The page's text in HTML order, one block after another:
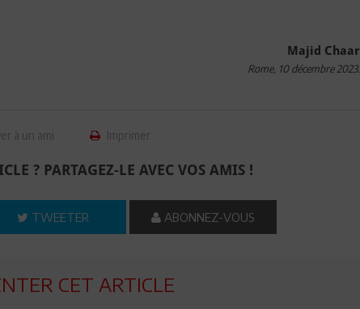
Majid Chaar
Rome, 10 décembre 2023.
à un ami Imprimer
? PARTAGEZ-LE AVEC VOS AMIS !
TWEETER ABONNEZ-VOUS
CET ARTICLE